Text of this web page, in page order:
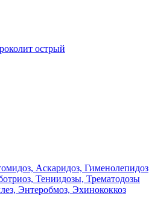
острый
Аскаридоз, Гименолепидоз
Тениидозы, Трематодозы
Энтеробмоз, Эхинококкоз